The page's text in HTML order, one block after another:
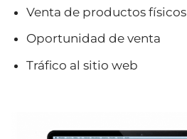
Venta de productos físicos
Oportunidad de venta
Tráfico al sitio web